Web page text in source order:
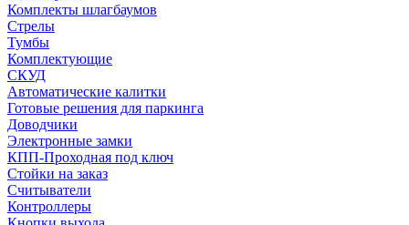
Комплекты шлагбаумов
Стрелы
Тумбы
Комплектующие
СКУД
Автоматические калитки
Готовые решения для паркинга
Доводчики
Электронные замки
КПП-Проходная под ключ
Стойки на заказ
Считыватели
Контроллеры